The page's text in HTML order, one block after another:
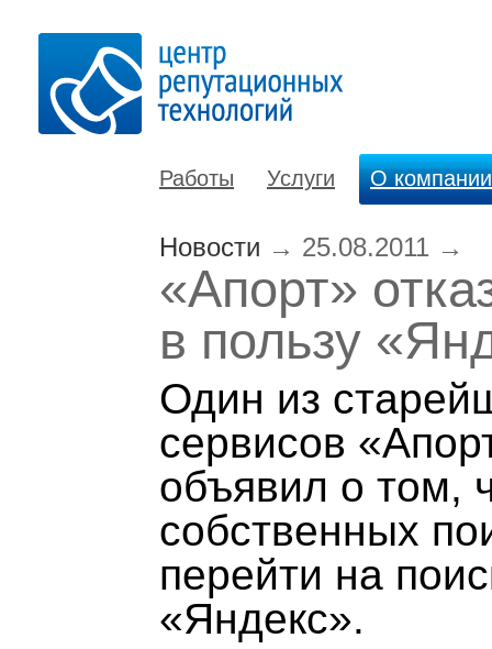
Работы Услуги О компании
Новости → 25.08.2011 →
«Апорт»
в пользу
Один из
сервисов
объявил о том,
собственных
перейти на
«Яндекс».